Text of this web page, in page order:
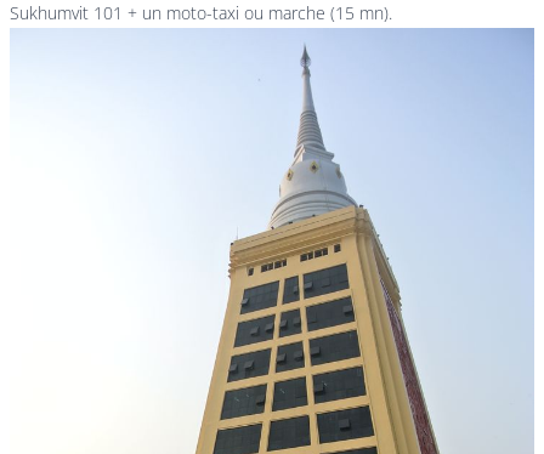
Sukhumvit 101 + un moto-taxi ou marche (15 mn).